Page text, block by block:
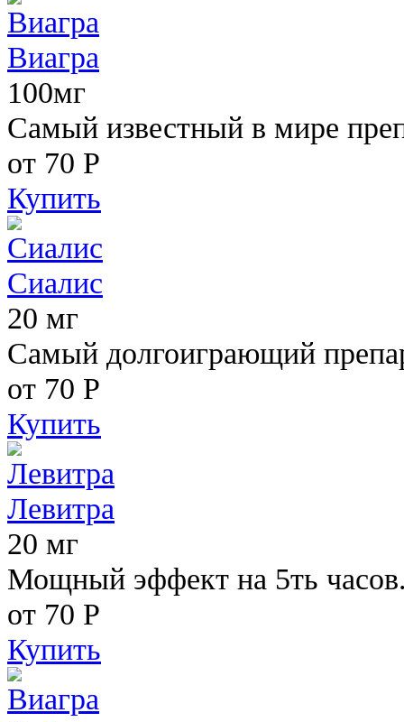
Виагра
100мг
Самый известный в мире
от 70 Р
Купить
Сиалис
20 мг
Самый долгоиграющий
от 70 Р
Купить
Левитра
20 мг
Мощный эффект на 5ть
от 70 Р
Купить